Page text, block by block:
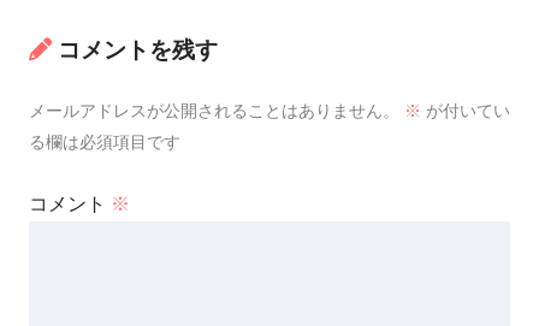
コメントを残す
メールアドレスが公開されることはありません。 ※ が付いてい
る欄は必須項目です
コメント ※